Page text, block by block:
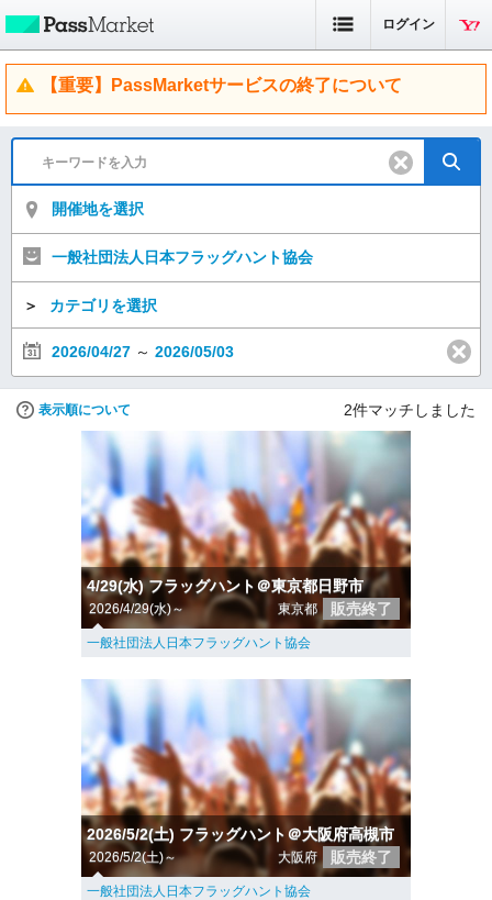
ログイン
【重要】PassMarketサービスの終了について
開催地を選択
一般社団法人日本フラッグハント協会
＞ カテゴリを選択
2026/04/27 ～ 2026/05/03
表示順について 2件マッチしました
4/29(水) フラッグハント＠東京都日野市
2026/4/29(水)～ 東京都 販売終了
一般社団法人日本フラッグハント協会
2026/5/2(土) フラッグハント＠大阪府高槻市
2026/5/2(土)～ 大阪府 販売終了
一般社団法人日本フラッグハント協会